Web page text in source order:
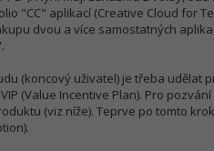
"CC" aplikací (Creative Cloud for
dvou a více samostatných
(koncový uživatel) je třeba udělat
(Value Incentive Plan). Pro
(viz níže). Teprve po tomto